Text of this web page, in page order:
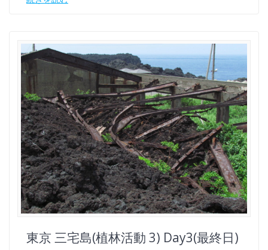
東京 三宅島(植林活動 3) Day3(最終日)